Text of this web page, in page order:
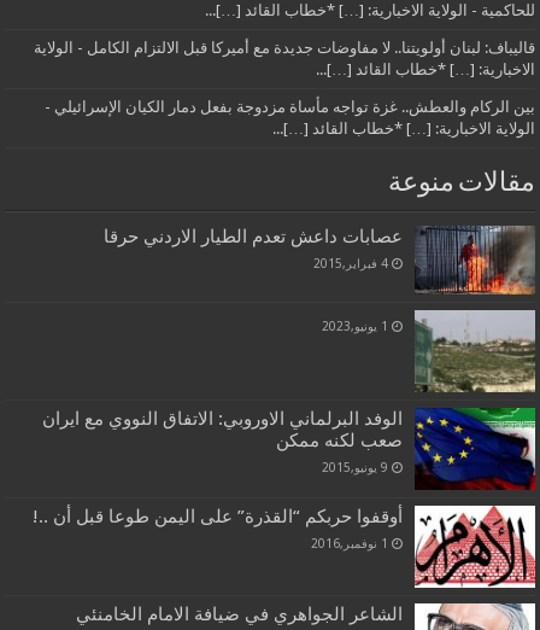
للحاكمية - الولاية الاخبارية: […] *خطاب القائد […]...
قاليباف: لبنان أولويتنا.. لا مفاوضات جديدة مع أميركا قبل الالتزام الكامل - الولاية
الاخبارية: […] *خطاب القائد […]...
بين الركام والعطش.. غزة تواجه مأساة مزدوجة بفعل دمار الكيان الإسرائيلي -
الولاية الاخبارية: […] *خطاب القائد […]...
مقالات منوعة
عصابات داعش تعدم الطيار الاردني حرقا
4 فبراير,2015
1 يونيو,2023
الوفد البرلماني الاوروبي: الاتفاق النووي مع ايران
صعب لكنه ممكن
9 يونيو,2015
أوقفوا حربكم “القذرة” على اليمن طوعا قبل أن ..!
1 نوفمبر,2016
الشاعر الجواهري في ضيافة الامام الخامنئي